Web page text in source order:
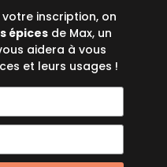
inscription, on
épices de Max, un
aidera à vous
et leurs usages !